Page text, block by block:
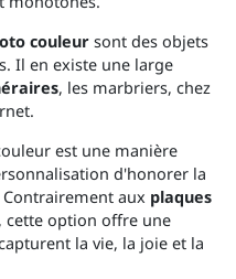
couleursont des objets
Il en existe une large
, les marbriers, chez
est une manière
d'honorer la
aux plaques
, cette option offre une
la vie, la joie et la